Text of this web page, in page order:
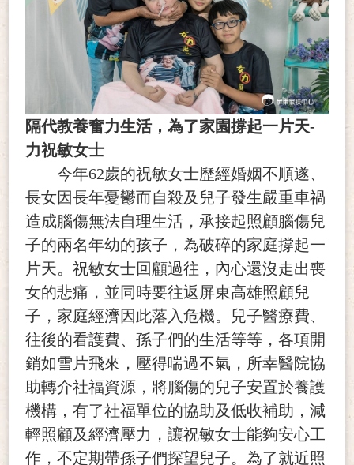
隔代教養奮力生活，為了家園撐起一片天-
力祝敏女士
今年62歲的祝敏女士歷經婚姻不順遂、
長女因長年憂鬱而自殺及兒子發生嚴重車禍
造成腦傷無法自理生活，承接起照顧腦傷兒
子的兩名年幼的孩子，為破碎的家庭撐起一
片天。祝敏女士回顧過往，內心還沒走出喪
女的悲痛，並同時要往返屏東高雄照顧兒
子，家庭經濟因此落入危機。兒子醫療費、
往後的看護費、孫子們的生活等等，各項開
銷如雪片飛來，壓得喘過不氣，所幸醫院協
助轉介社福資源，將腦傷的兒子安置於養護
機構，有了社福單位的協助及低收補助，減
輕照顧及經濟壓力，讓祝敏女士能夠安心工
作，不定期帶孫子們探望兒子。為了就近照